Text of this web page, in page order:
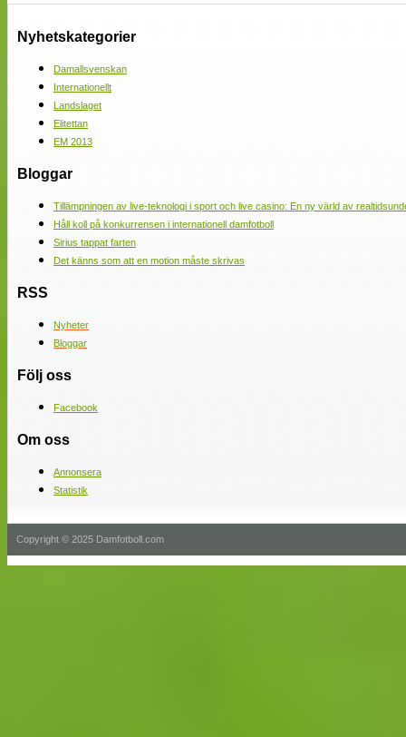
Nyhetskategorier
Damallsvenskan
Internationellt
Landslaget
Elitettan
EM 2013
Bloggar
Tillämpningen av live-teknologi i sport och live casino: En ny värld av
Håll koll på konkurrensen i internationell damfotboll
Sirius tappat farten
Det känns som att en motion måste skrivas
RSS
Nyheter
Bloggar
Följ oss
Facebook
Om oss
Annonsera
Statistik
Copyright © 2025 Damfotboll.com